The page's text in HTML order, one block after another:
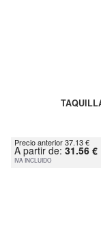
Precio anterior 37.13 €
A partir de: 31.56 €
IVA INCLUIDO